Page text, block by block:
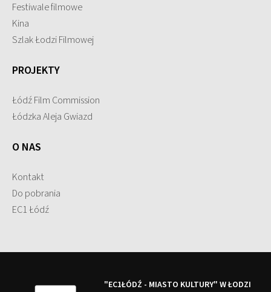
Festiwale filmowe
Kina
Szlak Łodzi Filmowej
PROJEKTY
Łódź Film Commission
Łódzka Aleja Gwiazd
O NAS
Kontakt
Do pobrania
EC1 Łódź
"EC1ŁÓDŹ - MIASTO KULTURY" W ŁODZI